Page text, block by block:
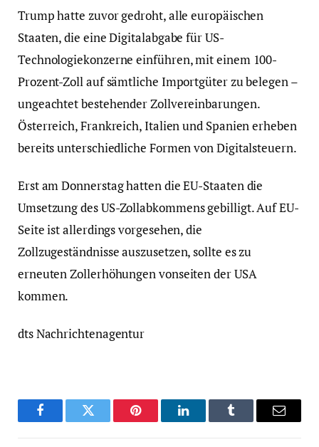
Trump hatte zuvor gedroht, alle europäischen
Staaten, die eine Digitalabgabe für US-
Technologiekonzerne einführen, mit einem 100-
Prozent-Zoll auf sämtliche Importgüter zu belegen –
ungeachtet bestehender Zollvereinbarungen.
Österreich, Frankreich, Italien und Spanien erheben
bereits unterschiedliche Formen von Digitalsteuern.
Erst am Donnerstag hatten die EU-Staaten die
Umsetzung des US-Zollabkommens gebilligt. Auf EU-
Seite ist allerdings vorgesehen, die
Zollzugeständnisse auszusetzen, sollte es zu
erneuten Zollerhöhungen vonseiten der USA
kommen.
dts Nachrichtenagentur
FacebookTwitter Pinterest LinkedInTumblr Email